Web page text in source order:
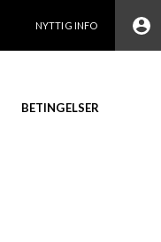
NYTTIG INFO
BETINGELSER